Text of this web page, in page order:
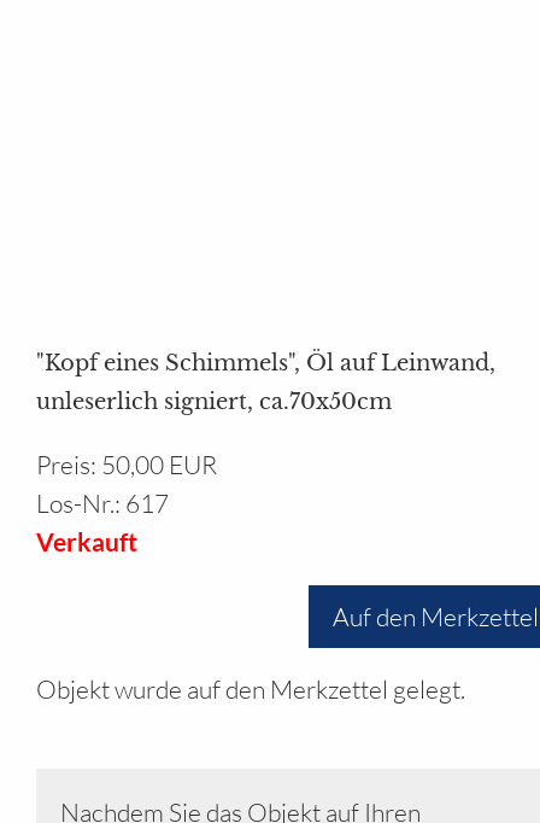
"Kopf eines Schimmels", Öl auf Leinwand,
unleserlich signiert, ca.70x50cm
Preis: 50,00 EUR
Los-Nr.: 617
Verkauft
Auf den Merkzettel
Objekt wurde auf den Merkzettel gelegt.
Nachdem Sie das Objekt auf Ihren